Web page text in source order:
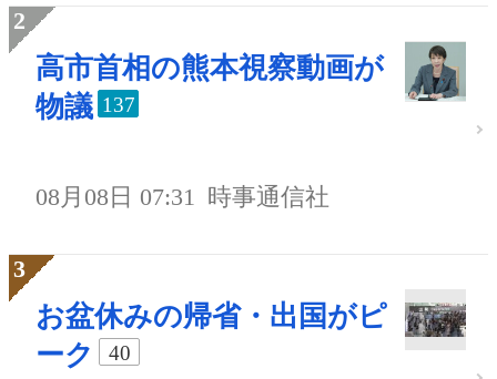
高市首相の熊本視察動画が
物議 137
08月08日 07:31 時事通信社
お盆休みの帰省・出国がピ
ーク
40